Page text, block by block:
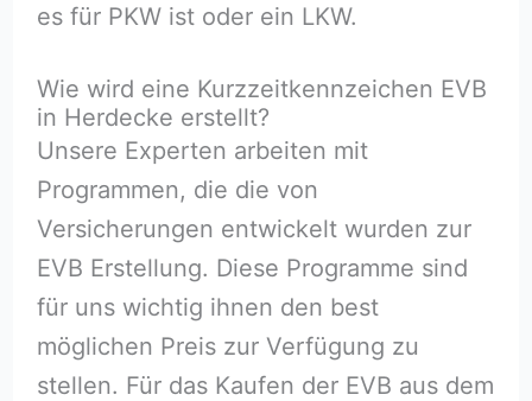
es für PKW ist oder ein LKW.
Wie wird eine Kurzzeitkennzeichen EVB
in Herdecke erstellt?
Unsere Experten arbeiten mit
Programmen, die die von
Versicherungen entwickelt wurden zur
EVB Erstellung. Diese Programme sind
für uns wichtig ihnen den best
möglichen Preis zur Verfügung zu
stellen. Für das Kaufen der EVB aus dem